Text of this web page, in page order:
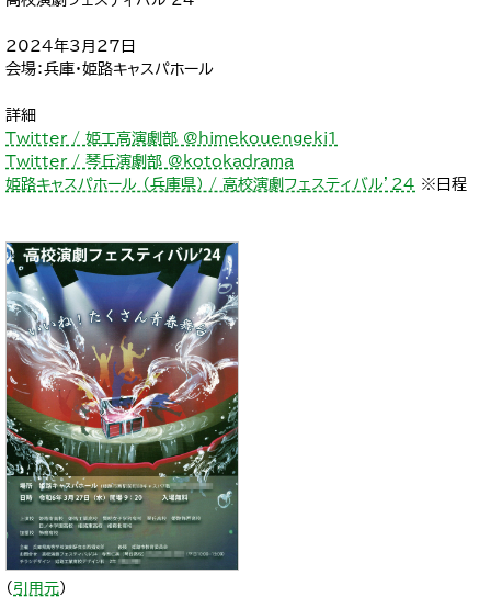
2024年3月27日
会場：兵庫・姫路キャスパホール
詳細
Twitter / 姫工高演劇部 @himekouengeki1
Twitter / 琴丘演劇部 @kotokadrama
姫路キャスパホール （兵庫県） / 高校演劇フェスティバル’24 ※日程
（ 引用元）